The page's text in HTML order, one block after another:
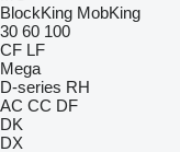
BlockKing MobKing
30 60 100
CF LF
Mega
D-series RH
AC CC DF
DK
DX